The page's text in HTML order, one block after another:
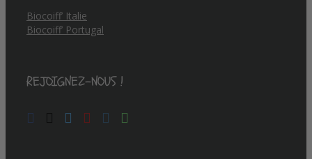
Biocoiff’ Italie
Biocoiff’ Portugal
REJOIGNEZ-NOUS !